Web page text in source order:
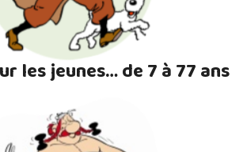
les jeunes… de 7 à 77 ans